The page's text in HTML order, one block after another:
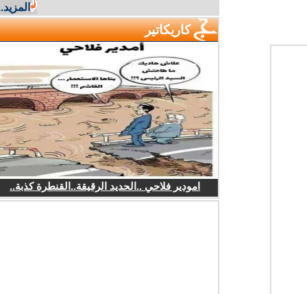
المزيد...
كاريكاتير
امودير فلاحي ..الحديد الرقيقة..القنطرة كذبة..